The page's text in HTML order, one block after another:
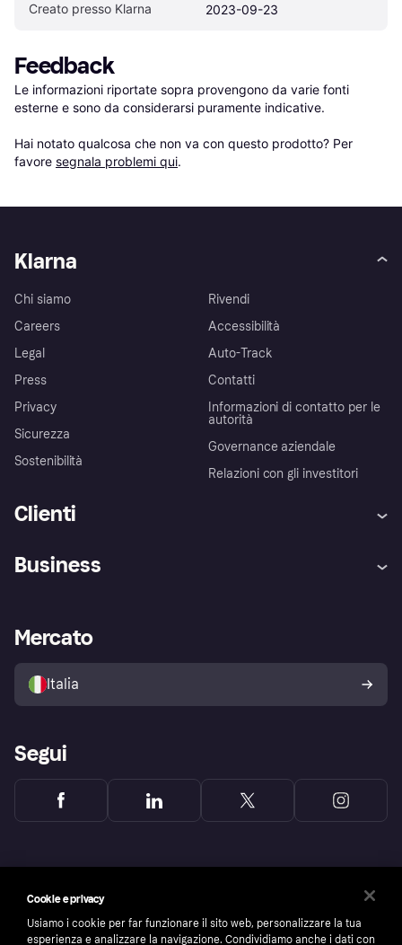
Creato presso Klarna 2023-09-23
Feedback
Le informazioni riportate sopra provengono da varie fonti
esterne e sono da considerarsi puramente indicative.
Hai notato qualcosa che non va con questo prodotto? Per
favore segnala problemi qui.
Klarna
Chi siamo
Careers
Legal
Press
Privacy
Sicurezza
Sostenibilità
Rivendi
Accessibilità
Auto-Track
Contatti
Informazioni di contatto per le
autorità
Governance aziendale
Relazioni con gli investitori
Clienti
Assistenza
Esplora i negozi
Politica di protezione
dell'acquirente Klarna
Business
Accesso aziende
Mercato
Italia
Segui
Cookie e privacy
Usiamo i cookie per far funzionare il sito web, personalizzare la tua
esperienza e analizzare la navigazione. Condividiamo anche i dati con